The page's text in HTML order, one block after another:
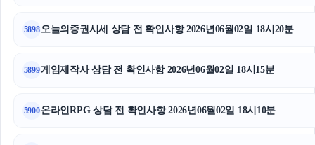
5898오늘의증권시세 상담 전 확인사항 2026년06월02일 18시20분
5899게임제작사 상담 전 확인사항 2026년06월02일 18시15분
5900온라인RPG 상담 전 확인사항 2026년06월02일 18시10분